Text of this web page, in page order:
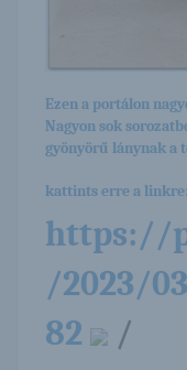
Ezen a portálon
Nagyon sok
gyönyörű lánynak a
kattints erre a
https://
/2023/
82
/